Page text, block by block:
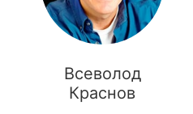
Всеволод
Краснов